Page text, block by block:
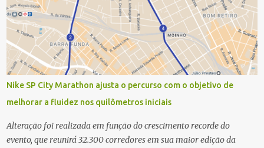
os campeões dos 21 km do maior evento esportivo de Santa
Catarina. A mineira Jessica Ladeira e o queniano Wilson Mutua
foram os vencedores da meia maratona, ambos com a quebra de
recorde da prova. Neste domingo (31) será a vez da prova principal,
os 42,195 km da maratona, além da corrida de 5 KM. As largadas,
na Avenida Beira-Mar Norte, em Florianópolis, na altura do
Trapiche, começam às 5h10. Entre as maiores maratonas
brasileiras deste ano, a Maratona Internacional de Floripa Fibra
2025 reúne um total de 19.230 atletas. Além da meia marat...
Nike SP City Marathon ajusta o percurso com o objetivo de
melhorar a fluidez nos quilômetros iniciais
Alteração foi realizada em função do crescimento recorde do
evento, que reunirá 32.300 corredores em sua maior edição da